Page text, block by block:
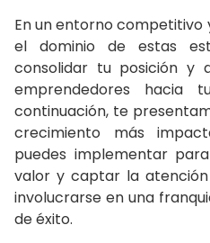
En un entorno competitivo
el dominio de estas
consolidar tu posición y
emprendedores hacia
continuación, te
crecimiento más
puedes implementar
valor y captar la
involucrarse en una
de éxito.